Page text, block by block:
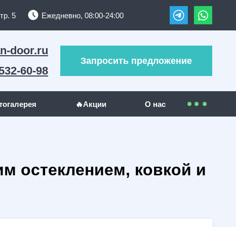
5 Ежедневно, 08:00-24:00
door.ru
60-98
Запросить предложение
(289) Решетки на окна (24)
Гаражные ворота
🔥Акции О нас
остеклением, ковкой и